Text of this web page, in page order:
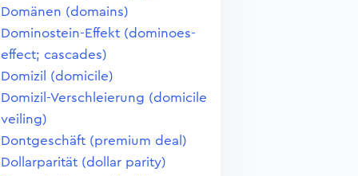
Domänen (domains)
Dominostein-Effekt (dominoes-
effect; cascades)
Domizil (domicile)
Domizil-Verschleierung (domicile
veiling)
Dontgeschäft (premium deal)
Dollarparität (dollar parity)